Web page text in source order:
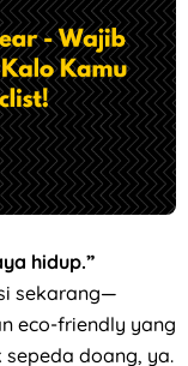
hidup.”
sekarang—
eco-friendly yang
sepeda doang, ya.